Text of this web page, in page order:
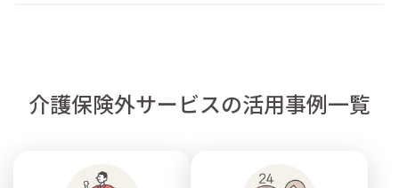
介護保険外サービスの活用事例一覧